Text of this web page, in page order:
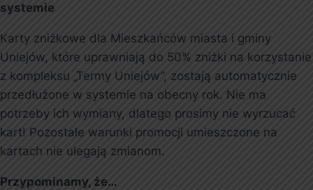
systemie
Karty zniżkowe dla Mieszkańców miasta i gminy
Uniejów, które uprawniają do 50% zniżki na korzystanie
z kompleksu „Termy Uniejów”, zostają automatycznie
przedłużone w systemie na obecny rok. Nie ma
potrzeby ich wymiany, dlatego prosimy nie wyrzucać
kart! Pozostałe warunki promocji umieszczone na
kartach nie ulegają zmianom.
Przypominamy, że…